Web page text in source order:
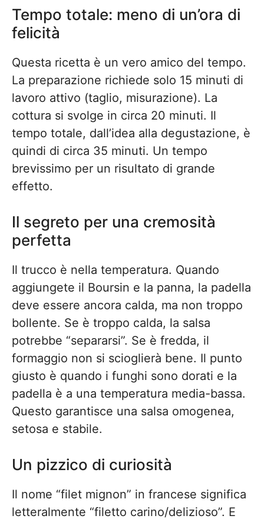
Tempo totale: meno di un’ora di
felicità
Questa ricetta è un vero amico del tempo.
La preparazione richiede solo 15 minuti di
lavoro attivo (taglio, misurazione). La
cottura si svolge in circa 20 minuti. Il
tempo totale, dall’idea alla degustazione, è
quindi di circa 35 minuti. Un tempo
brevissimo per un risultato di grande
effetto.
Il segreto per una cremosità
perfetta
Il trucco è nella temperatura. Quando
aggiungete il Boursin e la panna, la padella
deve essere ancora calda, ma non troppo
bollente. Se è troppo calda, la salsa
potrebbe “separarsi”. Se è fredda, il
formaggio non si scioglierà bene. Il punto
giusto è quando i funghi sono dorati e la
padella è a una temperatura media-bassa.
Questo garantisce una salsa omogenea,
setosa e stabile.
Un pizzico di curiosità
Il nome “filet mignon” in francese significa
letteralmente “filetto carino/delizioso”. E